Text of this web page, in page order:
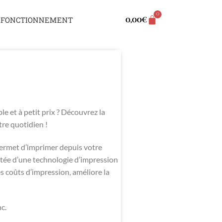
0,00€
0
et à petit prix ? Découvrez la
quotidien !
d’imprimer depuis votre
d’une technologie d’impression
coûts d’impression, améliore la